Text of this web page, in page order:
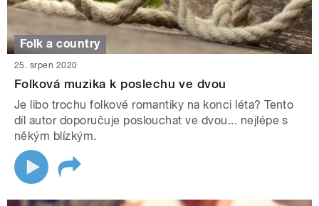
Folk a country
25. srpen 2020
Folková muzika k poslechu ve dvou
Je libo trochu folkové romantiky na konci léta? Tento
díl autor doporučuje poslouchat ve dvou... nejlépe s
někým blízkým.